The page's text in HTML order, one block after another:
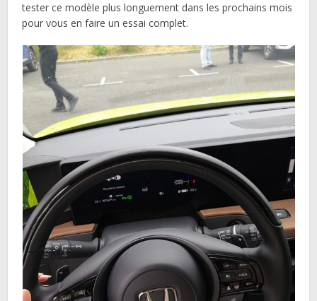
tester ce modèle plus longuement dans les prochains mois
pour vous en faire un essai complet.